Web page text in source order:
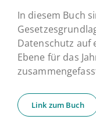
In diesem Buch
Datenschutz auf
Ebene für das
Link zum Buch